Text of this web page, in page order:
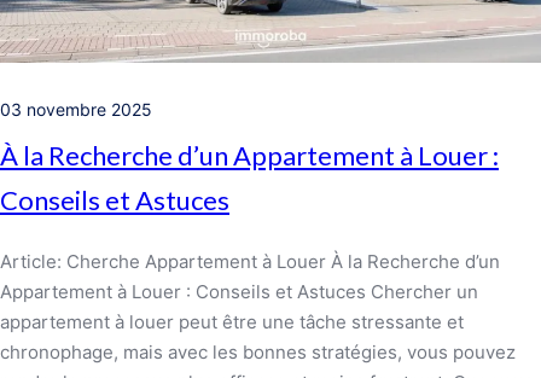
03 novembre 2025
À la Recherche d’un Appartement à Louer :
Conseils et Astuces
Article: Cherche Appartement à Louer À la Recherche d’un
Appartement à Louer : Conseils et Astuces Chercher un
appartement à louer peut être une tâche stressante et
chronophage, mais avec les bonnes stratégies, vous pouvez